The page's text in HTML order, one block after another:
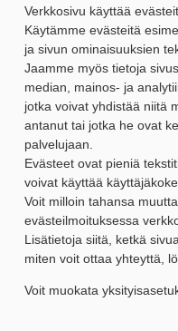
Verkkosivu käyttää
Käytämme evästeitä
ja sivun ominaisuuksien
Jaamme myös tietoja
median, mainos- ja
jotka voivat yhdistää niitä
antanut tai jotka he ovat
palvelujaan.
Evästeet ovat pieniä
voivat käyttää
Voit milloin tahansa
evästeilmoituksessa
Lisätietoja siitä, ketkä
miten voit ottaa yhteyttä,
Voit muokata